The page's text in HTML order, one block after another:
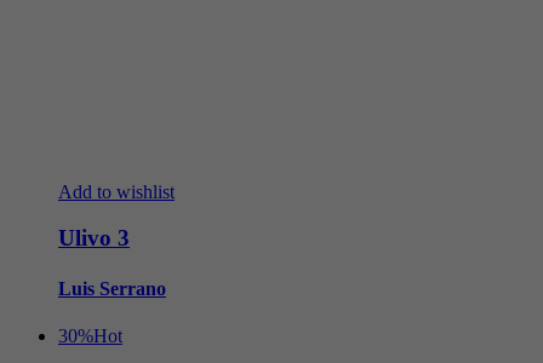
Add to wishlist
Ulivo 3
Luis Serrano
30%Hot